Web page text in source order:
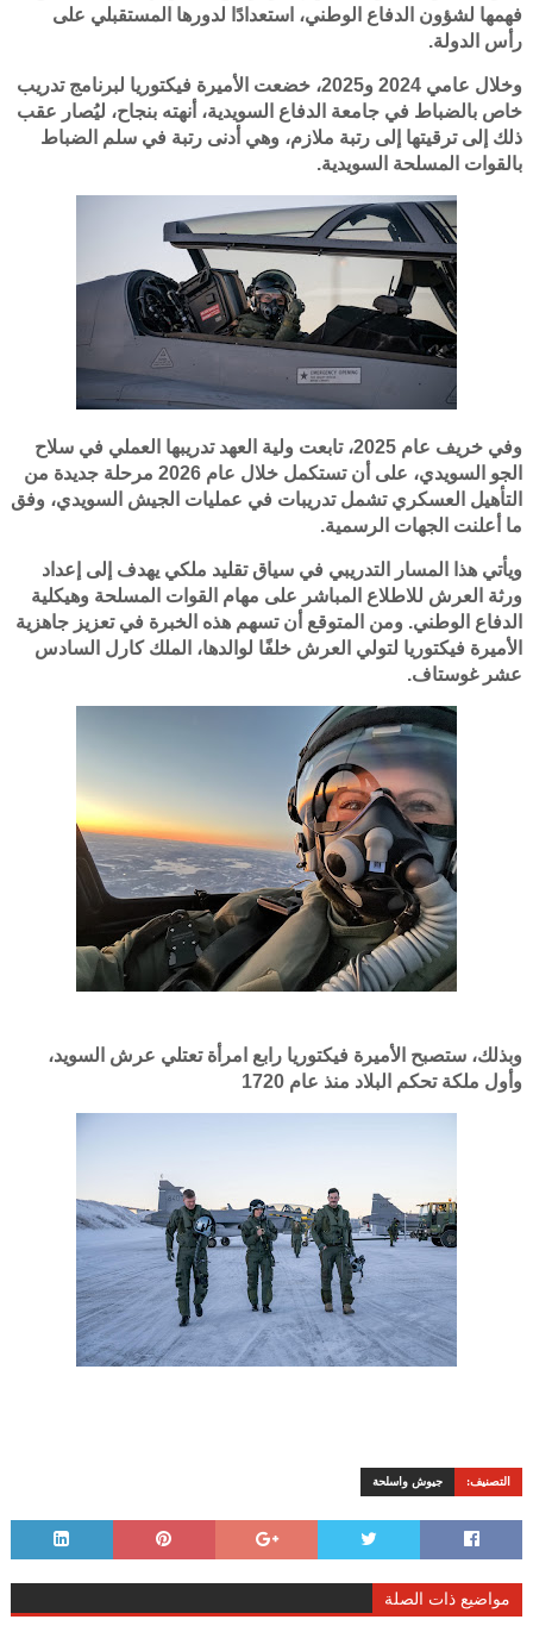
فهمها لشؤون الدفاع الوطني، استعدادًا لدورها المستقبلي على
رأس الدولة.
وخلال عامي 2024 و2025، خضعت الأميرة فيكتوريا لبرنامج تدريب
خاص بالضباط في جامعة الدفاع السويدية، أنهته بنجاح، ليُصار عقب
ذلك إلى ترقيتها إلى رتبة ملازم، وهي أدنى رتبة في سلم الضباط
بالقوات المسلحة السويدية.
وفي خريف عام 2025، تابعت ولية العهد تدريبها العملي في سلاح
الجو السويدي، على أن تستكمل خلال عام 2026 مرحلة جديدة من
التأهيل العسكري تشمل تدريبات في عمليات الجيش السويدي، وفق
ما أعلنت الجهات الرسمية.
ويأتي هذا المسار التدريبي في سياق تقليد ملكي يهدف إلى إعداد
ورثة العرش للاطلاع المباشر على مهام القوات المسلحة وهيكلية
الدفاع الوطني. ومن المتوقع أن تسهم هذه الخبرة في تعزيز جاهزية
الأميرة فيكتوريا لتولي العرش خلفًا لوالدها، الملك كارل السادس
عشر غوستاف.
وبذلك، ستصبح الأميرة فيكتوريا رابع امرأة تعتلي عرش السويد،
وأول ملكة تحكم البلاد منذ عام 1720
التصنيف: جيوش واسلحة
مواضيع ذات الصلة